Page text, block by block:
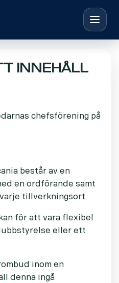
Toggle
INNEHÅLL
chefsförening på
består av en
en ordförande samt
tillverkningsort.
för att vara flexibel
eller ett
inom en
denna ingå